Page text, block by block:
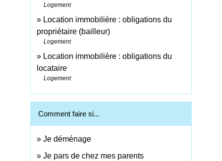
Logement
Location immobilière : obligations du
propriétaire (bailleur)
Logement
Location immobilière : obligations du
locataire
Logement
Comment faire si...
Je déménage
Je pars de chez mes parents